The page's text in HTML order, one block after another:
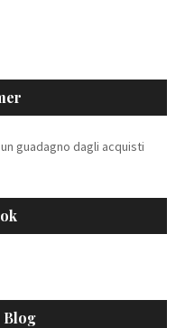
guadagno dagli acquisti
Blog